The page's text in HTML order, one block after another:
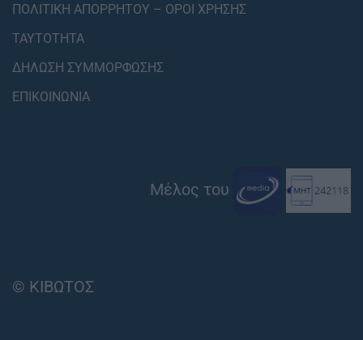
ΠΟΛΙΤΙΚΗ ΑΠΟΡΡΗΤΟΥ – ΟΡΟΙ ΧΡΗΣΗΣ
ΤΑΥΤΟΤΗΤΑ
ΔΗΛΩΣΗ ΣΥΜΜΟΡΦΩΣΗΣ
ΕΠΙΚΟΙΝΩΝΙΑ
Μέλος του
© ΚΙΒΩΤΟΣ